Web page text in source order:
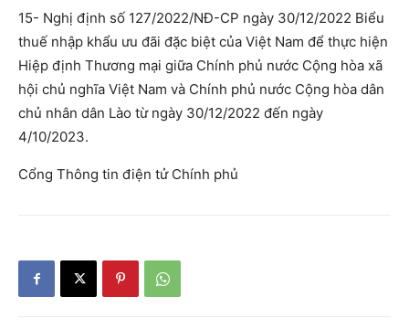
15- Nghị định số 127/2022/NĐ-CP ngày 30/12/2022 Biểu
thuế nhập khẩu ưu đãi đặc biệt của Việt Nam để thực hiện
Hiệp định Thương mại giữa Chính phủ nước Cộng hòa xã
hội chủ nghĩa Việt Nam và Chính phủ nước Cộng hòa dân
chủ nhân dân Lào từ ngày 30/12/2022 đến ngày
4/10/2023.
Cổng Thông tin điện tử Chính phủ